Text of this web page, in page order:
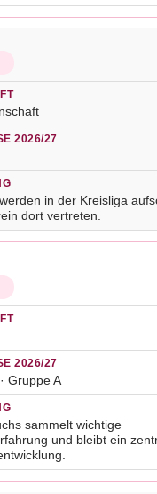
in der Kreisliga
dort vertreten.
Gruppe A
sammelt wichtige
und bleibt ein